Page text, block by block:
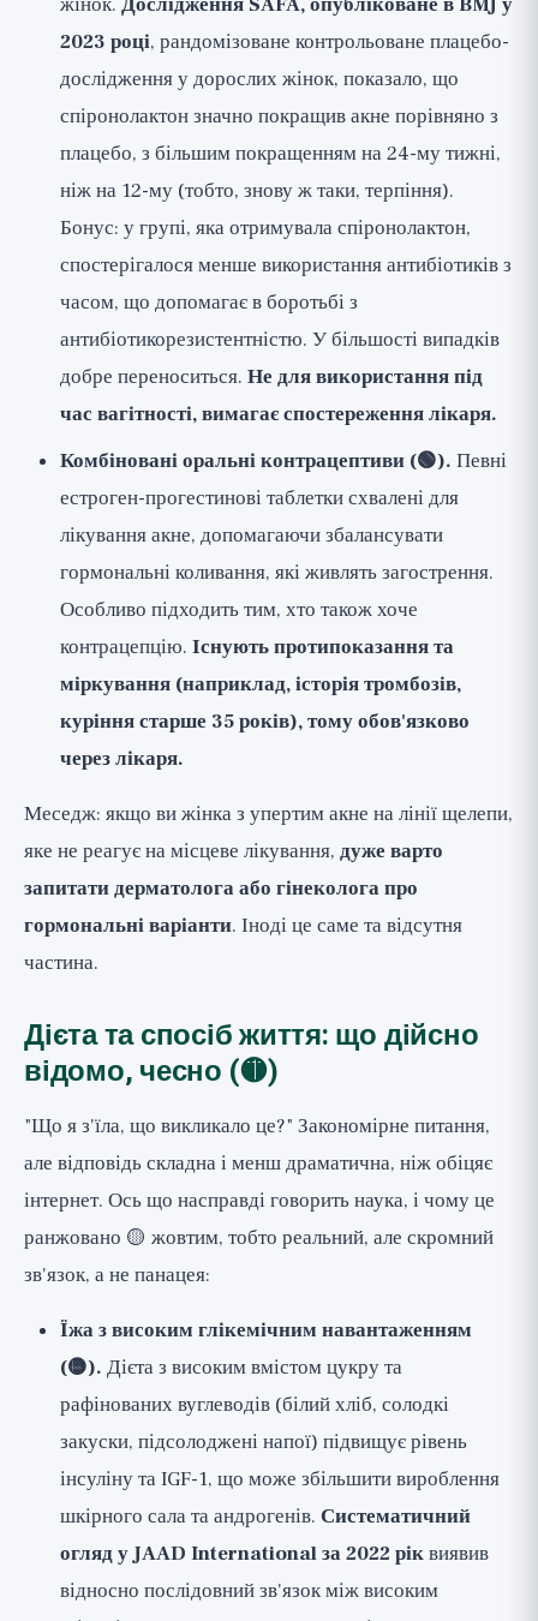
2023 році, рандомізоване контрольоване плацебо-
дослідження у дорослих жінок, показало, що
спіронолактон значно покращив акне порівняно з
плацебо, з більшим покращенням на 24-му тижні,
ніж на 12-му (тобто, знову ж таки, терпіння).
Бонус: у групі, яка отримувала спіронолактон,
спостерігалося менше використання антибіотиків з
часом, що допомагає в боротьбі з
антибіотикорезистентністю. У більшості випадків
добре переноситься. Не для використання під
час вагітності, вимагає спостереження лікаря.
Комбіновані оральні контрацептиви (🟢). Певні
естроген-прогестинові таблетки схвалені для
лікування акне, допомагаючи збалансувати
гормональні коливання, які живлять загострення.
Особливо підходить тим, хто також хоче
контрацепцію. Існують протипоказання та
міркування (наприклад, історія тромбозів,
куріння старше 35 років), тому обов'язково
через лікаря.
Меседж: якщо ви жінка з упертим акне на лінії щелепи,
яке не реагує на місцеве лікування, дуже варто
запитати дерматолога або гінеколога про
гормональні варіанти. Іноді це саме та відсутня
частина.
Дієта та спосіб життя: що дійсно
відомо, чесно (🟡)
"Що я з'їла, що викликало це?" Закономірне питання,
але відповідь складна і менш драматична, ніж обіцяє
інтернет. Ось що насправді говорить наука, і чому це
ранжовано 🟡 жовтим, тобто реальний, але скромний
зв'язок, а не панацея:
Їжа з високим глікемічним навантаженням
(🟡). Дієта з високим вмістом цукру та
рафінованих вуглеводів (білий хліб, солодкі
закуски, підсолоджені напої) підвищує рівень
інсуліну та IGF-1, що може збільшити вироблення
шкірного сала та андрогенів. Систематичний
огляд у JAAD International за 2022 ріквиявив
відносно послідовний зв'язок між високим